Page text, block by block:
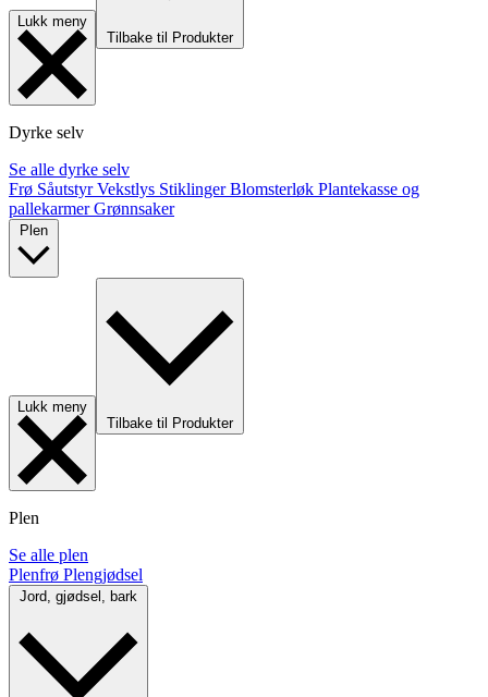
Lukk meny
Tilbake til Produkter
Dyrke selv
Se alle dyrke selv
Frø SåutstyrVekstlys StiklingerBlomsterløk Plantekasse og
pallekarmerGrønnsaker
Lukk meny
Tilbake til Produkter
Plen
Se alle plen
Plenfrø Plengjødsel